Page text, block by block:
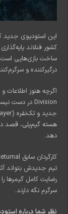
کشور فنلاند
ساخت بازی‌هایی است
درگیرکننده و
هسته گیم‌پلی، قصد
دهد.
تیم جدیدش بتواند
رضایت کامل گیمرها
سرگرم نگه دارند.